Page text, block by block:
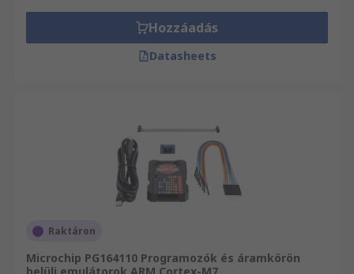
Hozzáadás
Datasheets
Raktáron
Microchip PG164110 Programozók és áramkörön